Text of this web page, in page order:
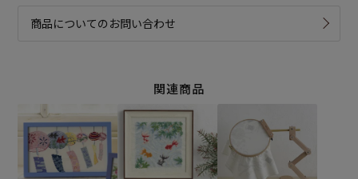
商品についてのお問い合わせ
関連商品